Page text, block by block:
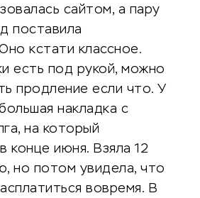
сайтом, а пару
поставила
кстати классное.
есть под рукой, можно
продление если что. У
накладка с
на который
конце июня. Взяла 12
но потом увидела, что
вовремя. В